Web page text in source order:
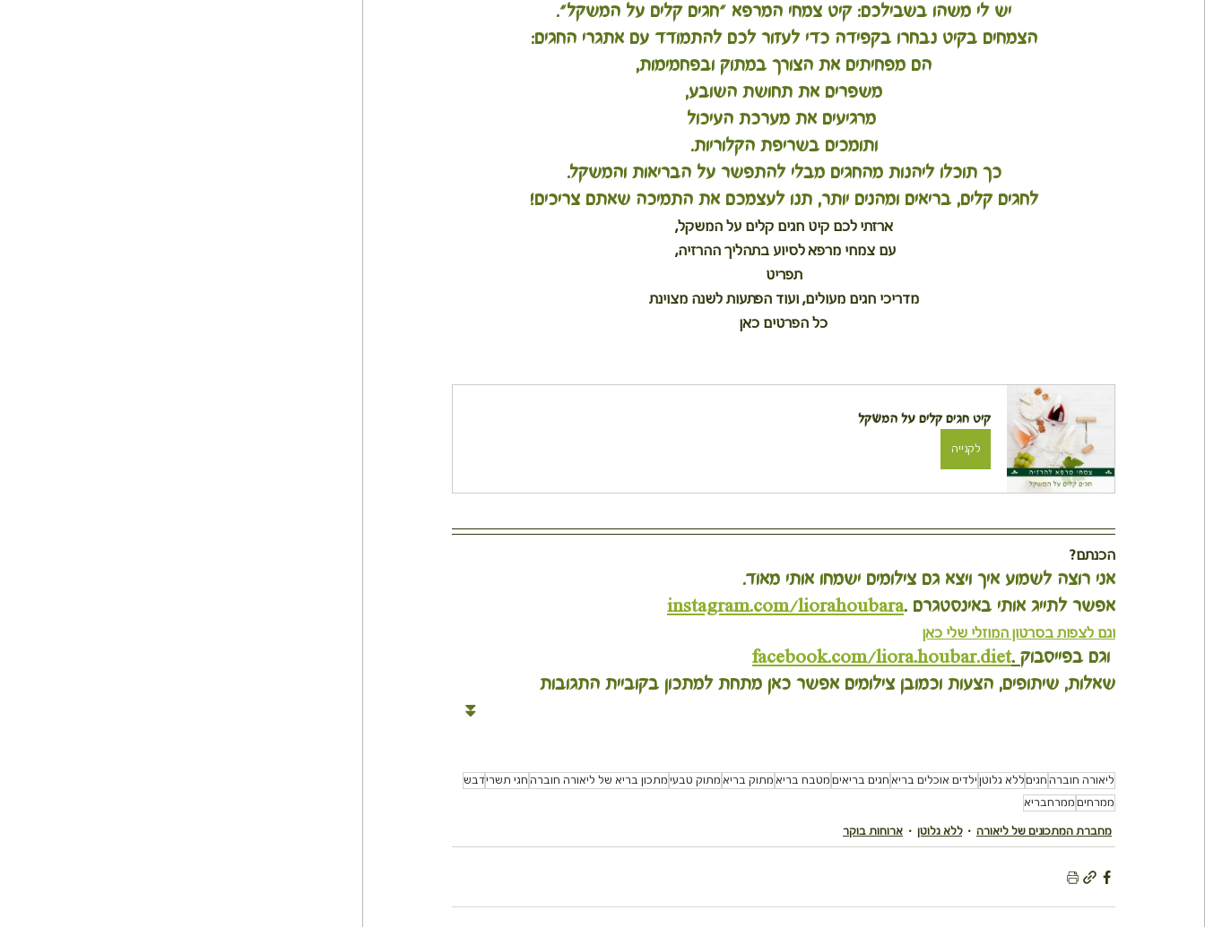
יש לי משהו בשבילכם: קיט צמחי המרפא "חגים קלים על המשקל".
הצמחים בקיט נבחרו בקפידה כדי לעזור לכם להתמודד עם אתגרי החגים:
הם מפחיתים את הצורך במתוק ובפחמימות,
משפרים את תחושת השובע,
מרגיעים את מערכת העיכול
ותומכים בשריפת הקלוריות.
כך תוכלו ליהנות מהחגים מבלי להתפשר על הבריאות והמשקל.
לחגים קלים, בריאים ומהנים יותר, תנו לעצמכם את התמיכה שאתם צריכים!
ארזתי לכם קיט חגים קלים על המשקל,
עם צמחי מרפא לסיוע בתהליך ההרזיה,
תפריט
מדריכי חגים מעולים, ועוד הפתעות לשנה מצוינת
כל הפרטים כאן
קיט חגים קלים על המשקל
לקנייה
הכנתם?
אני רוצה לשמוע איך ויצא גם צילומים ישמחו אותי מאוד.
אפשר לתייג אותי באינסטגרם .instagram.com/liorahoubara
וגם לצפות בסרטון המוזלי שלי כאן
וגם בפייסבוק .
facebook.com/liora.houbar.diet
שאלות, שיתופים, הצעות וכמובן צילומים אפשר כאן מתחת למתכון בקוביית התגובות
⏬
ליאורה חוברה חגיםללא גלוטן ילדים אוכלים בריא חגים בריאים מטבח בריא מתוק בריא מתוק טבעי מתכון בריא של ליאורה חוברה חגי תשרידבש
ממרחים ממרחבריא
מחברת המתכונים של ליאורה ללא גלוטן ארוחות בוקר